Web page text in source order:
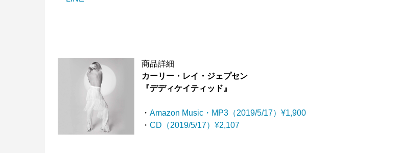
商品詳細
カーリー・レイ・ジェプセン
『デディケイティッド』
・Amazon Music・MP3（2019/5/17）¥1,900
・CD（2019/5/17）¥2,107